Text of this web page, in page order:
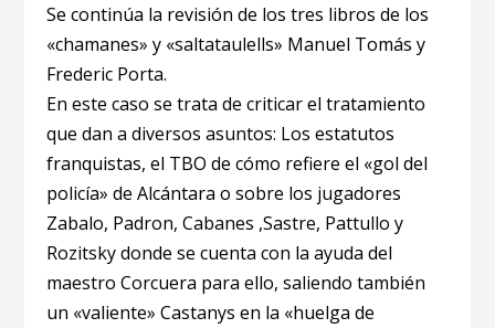
Se continúa la revisión de los tres libros de los
«chamanes» y «saltataulells» Manuel Tomás y
Frederic Porta.
En este caso se trata de criticar el tratamiento
que dan a diversos asuntos: Los estatutos
franquistas, el TBO de cómo refiere el «gol del
policía» de Alcántara o sobre los jugadores
Zabalo, Padron, Cabanes ,Sastre, Pattullo y
Rozitsky donde se cuenta con la ayuda del
maestro Corcuera para ello, saliendo también
un «valiente» Castanys en la «huelga de